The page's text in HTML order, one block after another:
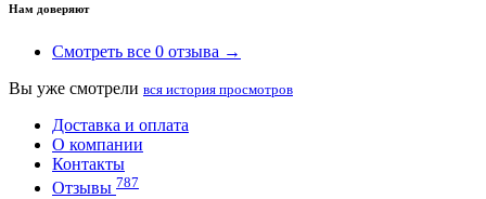
Нам доверяют
Смотреть все 0 отзыва →
Вы уже смотрели вся история просмотров
Доставка и оплата
О компании
Контакты
Отзывы 787